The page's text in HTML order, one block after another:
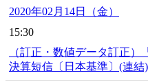
2020年02月14日（金）
15:30
（訂正・数値データ訂正
決算短信〔日本基準〕(連